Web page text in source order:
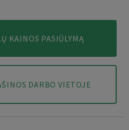
KAINOS PASIŪLYMĄ
DARBO VIETOJE